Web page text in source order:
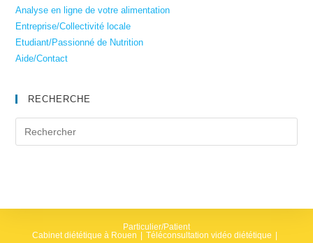
Analyse en ligne de votre alimentation
Entreprise/Collectivité locale
Etudiant/Passionné de Nutrition
Aide/Contact
RECHERCHE
Particulier/Patient
Cabinet diététique à Rouen
Téléconsultation vidéo diététique